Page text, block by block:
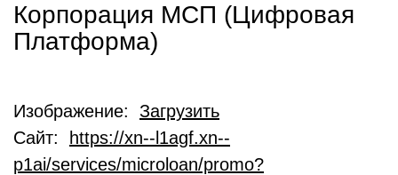
Корпорация МСП (Цифровая
Платформа)
Изображение: Загрузить
Сайт:
https://xn--l1agf.xn--
p1ai/services/microloan/promo?